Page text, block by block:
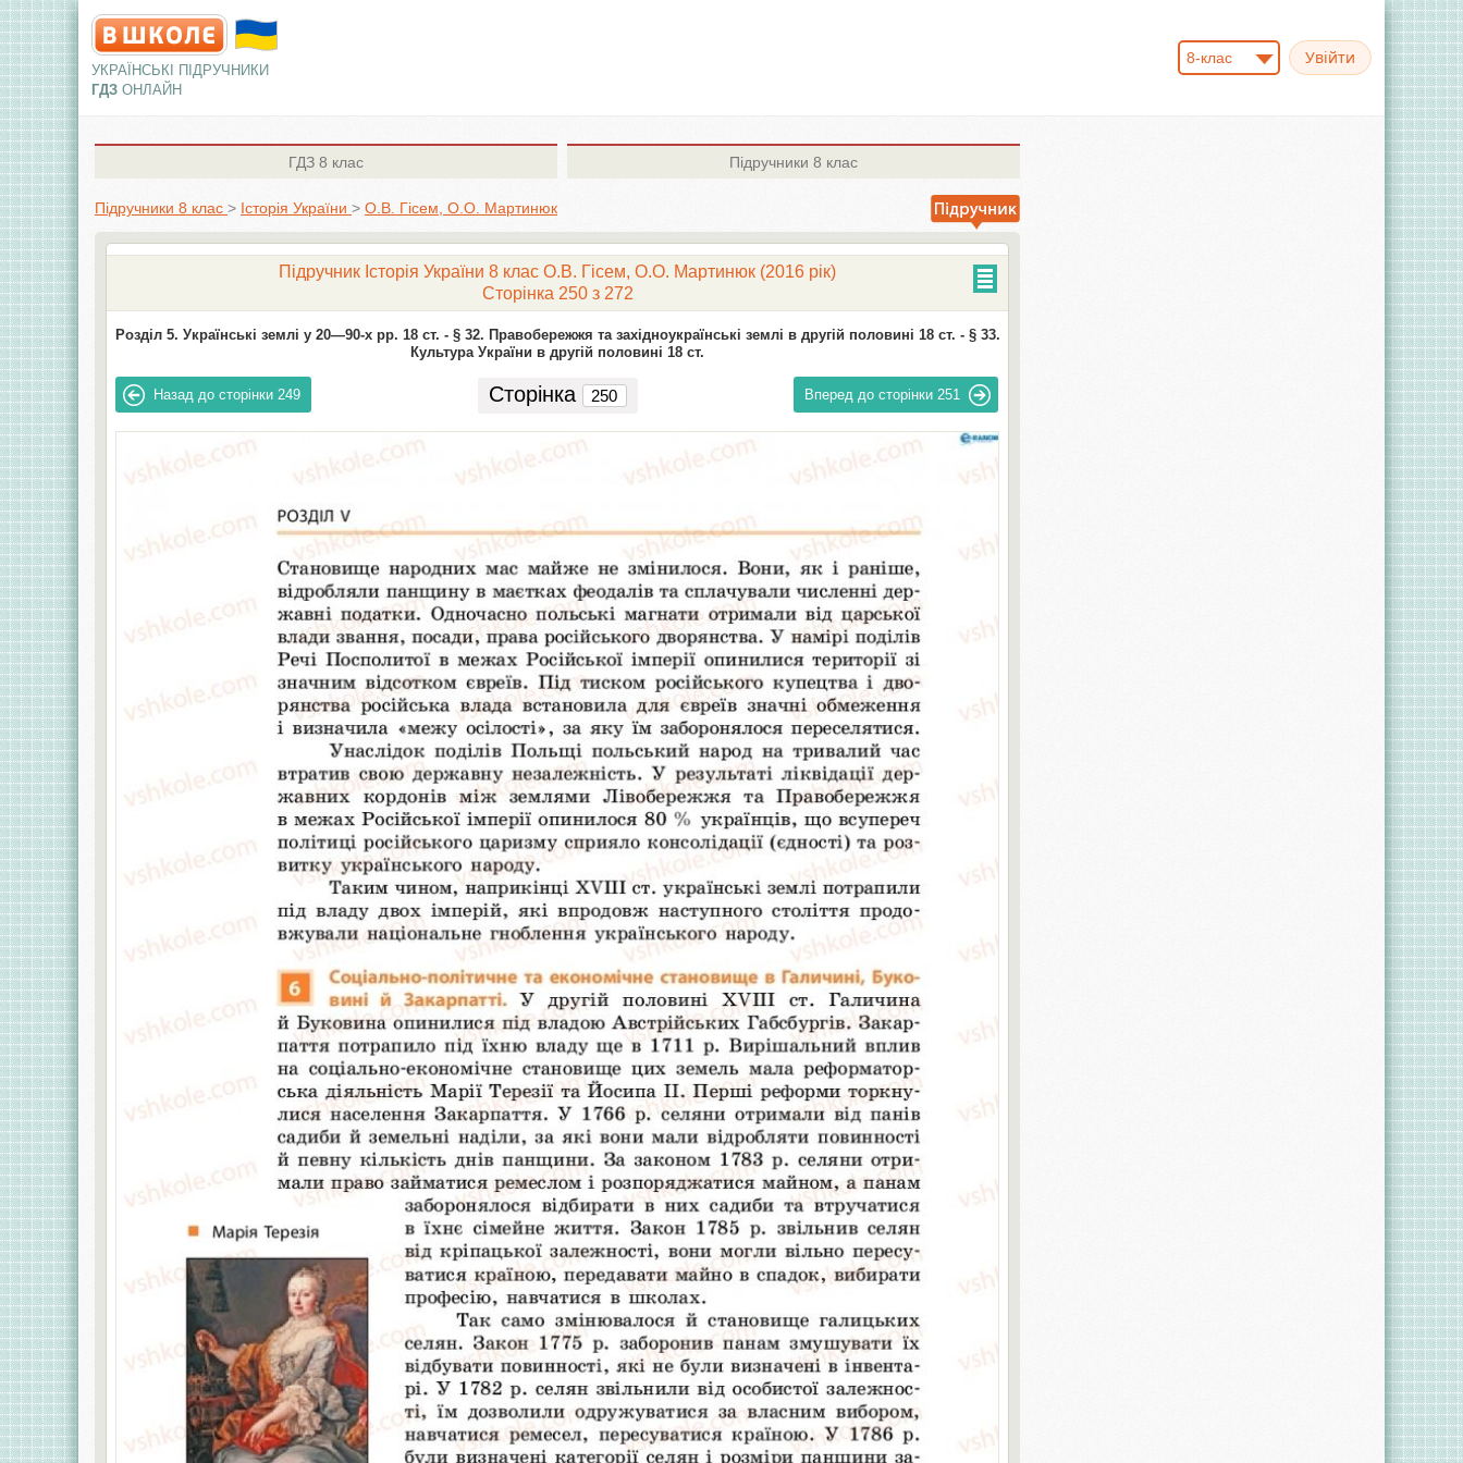
УКРАЇНСЬКІ ПІДРУЧНИКИ
ГДЗ ОНЛАЙН
8-клас
ГДЗ 8 клас Підручники 8 клас
Підручники 8 клас > Історія України > О.В. Гісем, О.О. Мартинюк
Підручник Історія України 8 клас О.В. Гісем, О.О. Мартинюк (2016 рік)
Сторінка 250 з 272
Розділ 5. Українські землі у 20—90-х рр. 18 ст. - § 32. Правобережжя та західноукраїнські землі в другій половині 18 ст. - § 33.
Культура України в другій половині 18 ст.
Назад до сторінки 249 Сторінка Вперед до сторінки 251